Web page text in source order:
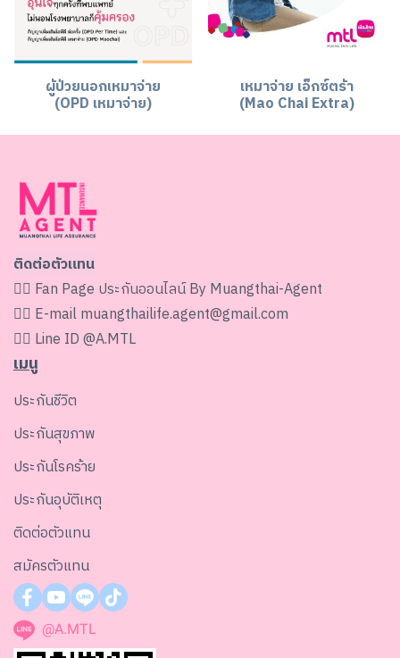
ผู้ป่วยนอกเหมาจ่าย
(OPD เหมาจ่าย)
เหมาจ่าย เอ็กซ์ตร้า
(Mao Chai Extra)
ติดต่อตัวแทน
👉🏻 Fan Page ประกันออนไลน์ By Muangthai-Agent
👉🏻 E-mailmuangthailife.agent@gmail.com
👉🏻 Line ID@A.MTL
เมนู
ประกันชีวิต
ประกันสุขภาพ
ประกันโรคร้าย
ประกันอุบัติเหตุ
ติดต่อตัวแทน
สมัครตัวแทน
@A.MTL